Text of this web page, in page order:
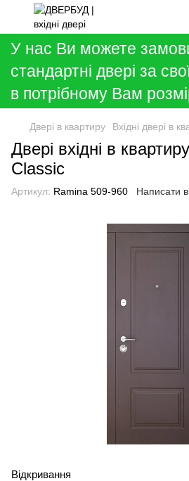
У нас Ви можете
стандартні двері за
в потрібному Вам
Двері в квартиру Вхідні двері в
Двері вхідні в
Classic
Артикул: Ramina 509-960 Написати
Відкривання